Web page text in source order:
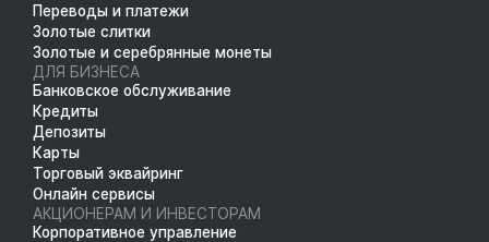
Переводы и платежи
Золотые слитки
Золотые и серебрянные монеты
ДЛЯ БИЗНЕСА
Банковское обслуживание
Кредиты
Депозиты
Карты
Торговый эквайринг
Онлайн сервисы
АКЦИОНЕРАМ И ИНВЕСТОРАМ
Корпоративное управление